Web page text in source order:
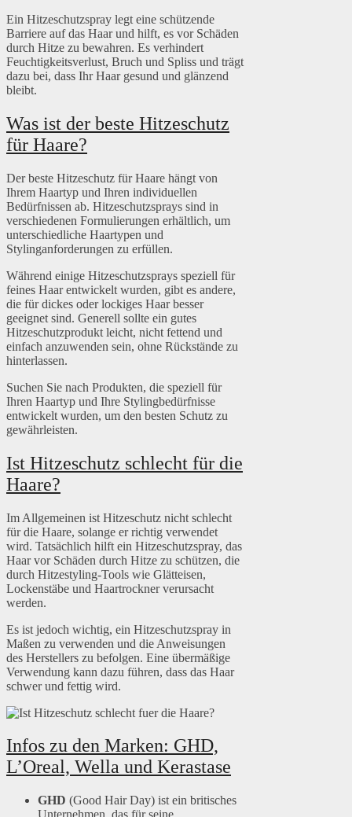
Ein Hitzeschutzspray legt eine schützende
Barriere auf das Haar und hilft, es vor Schäden
durch Hitze zu bewahren. Es verhindert
Feuchtigkeitsverlust, Bruch und Spliss und trägt
dazu bei, dass Ihr Haar gesund und glänzend
bleibt.
Was ist der beste Hitzeschutz
für Haare?
Der beste Hitzeschutz für Haare hängt von
Ihrem Haartyp und Ihren individuellen
Bedürfnissen ab. Hitzeschutzsprays sind in
verschiedenen Formulierungen erhältlich, um
unterschiedliche Haartypen und
Stylinganforderungen zu erfüllen.
Während einige Hitzeschutzsprays speziell für
feines Haar entwickelt wurden, gibt es andere,
die für dickes oder lockiges Haar besser
geeignet sind. Generell sollte ein gutes
Hitzeschutzprodukt leicht, nicht fettend und
einfach anzuwenden sein, ohne Rückstände zu
hinterlassen.
Suchen Sie nach Produkten, die speziell für
Ihren Haartyp und Ihre Stylingbedürfnisse
entwickelt wurden, um den besten Schutz zu
gewährleisten.
Ist Hitzeschutz schlecht für die
Haare?
Im Allgemeinen ist Hitzeschutz nicht schlecht
für die Haare, solange er richtig verwendet
wird. Tatsächlich hilft ein Hitzeschutzspray, das
Haar vor Schäden durch Hitze zu schützen, die
durch Hitzestyling-Tools wie Glätteisen,
Lockenstäbe und Haartrockner verursacht
werden.
Es ist jedoch wichtig, ein Hitzeschutzspray in
Maßen zu verwenden und die Anweisungen
des Herstellers zu befolgen. Eine übermäßige
Verwendung kann dazu führen, dass das Haar
schwer und fettig wird.
Infos zu den Marken: GHD,
L’Oreal, Wella und Kerastase
GHD (Good Hair Day) ist ein britisches